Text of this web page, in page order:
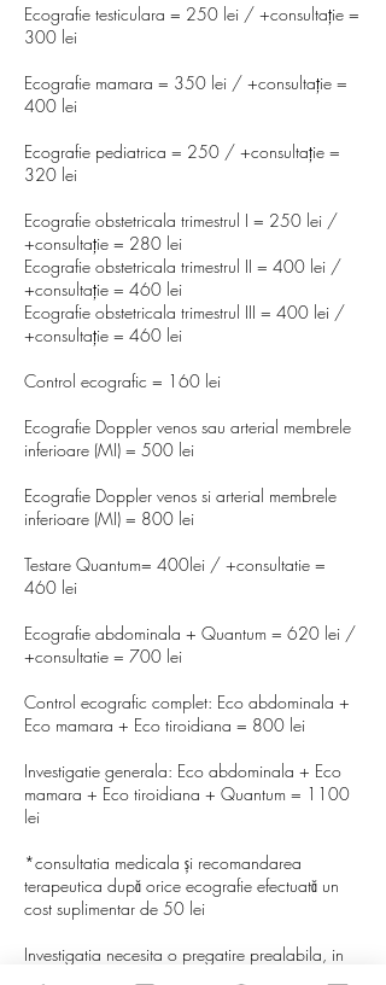
Ecografie testiculara = 250 lei / +consultație =
300 lei
Ecografie mamara = 350 lei / +consultație =
400 lei
Ecografie pediatrica = 250 / +consultație =
320 lei
Ecografie obstetricala trimestrul I = 250 lei /
+consultație = 280 lei
Ecografie obstetricala trimestrul II = 400 lei /
+consultație = 460 lei
Ecografie obstetricala trimestrul III = 400 lei /
+consultație = 460 lei
Control ecografic = 160 lei
Ecografie Doppler venos sau arterial membrele
inferioare (MI) = 500 lei
Ecografie Doppler venos si arterial membrele
inferioare (MI) = 800 lei
Testare Quantum= 400lei / +consultatie =
460 lei
Ecografie abdominala + Quantum = 620 lei /
+consultatie = 700 lei
Control ecografic complet: Eco abdominala +
Eco mamara + Eco tiroidiana = 800 lei
Investigatie generala: Eco abdominala + Eco
mamara + Eco tiroidiana + Quantum = 1100
lei
*consultatia medicala și recomandarea
terapeutica după orice ecografie efectuată un
cost suplimentar de 50 lei
Investigatia necesita o pregatire prealabila, in